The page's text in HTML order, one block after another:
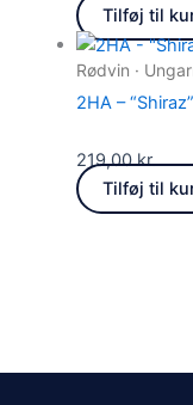
Tilføj til
Rødvin ·
2HA –
219,00kr.
Tilføj til